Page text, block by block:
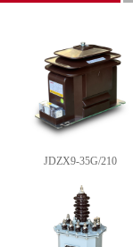
JDZX9-35G/210